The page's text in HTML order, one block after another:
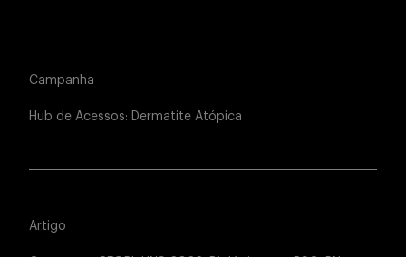
Campanha
Hub de Acessos: Dermatite Atópica
Artigo